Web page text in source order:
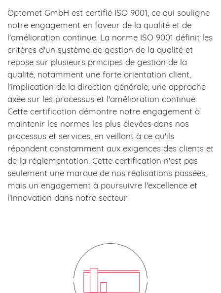
Optomet GmbH est certifié ISO 9001, ce qui souligne
notre engagement en faveur de la qualité et de
l'amélioration continue. La norme ISO 9001 définit les
critères d'un système de gestion de la qualité et
repose sur plusieurs principes de gestion de la
qualité, notamment une forte orientation client,
l'implication de la direction générale, une approche
axée sur les processus et l'amélioration continue.
Cette certification démontre notre engagement à
maintenir les normes les plus élevées dans nos
processus et services, en veillant à ce qu'ils
répondent constamment aux exigences des clients et
de la réglementation. Cette certification n'est pas
seulement une marque de nos réalisations passées,
mais un engagement à poursuivre l'excellence et
l'innovation dans notre secteur.